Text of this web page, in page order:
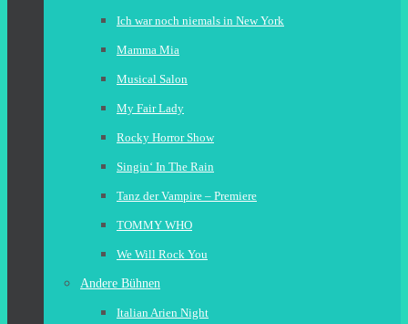
Ich war noch niemals in New York
Mamma Mia
Musical Salon
My Fair Lady
Rocky Horror Show
Singin‘ In The Rain
Tanz der Vampire – Premiere
TOMMY WHO
We Will Rock You
Andere Bühnen
Italian Arien Night